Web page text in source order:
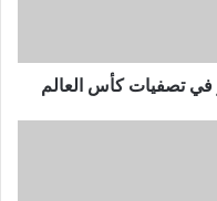
في تصفيات كأس العالم